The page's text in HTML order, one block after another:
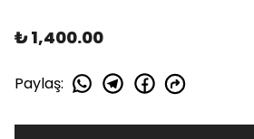
₺ 1,400.00
Paylaş: